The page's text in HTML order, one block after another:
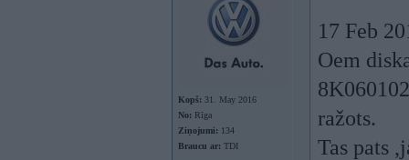
Kopš: 31. May 2016
No: Rīga
Ziņojumi: 134
Braucu ar: TDI
17 Feb
Oem
ražots.
Tas pats